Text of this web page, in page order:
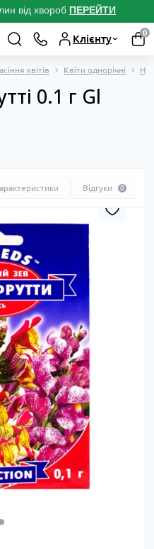
від хвороб ПЕРЕЙТИ
Клієнту
0
квітів Квіти однорічні
0.1 г Gl
Відгуки 0